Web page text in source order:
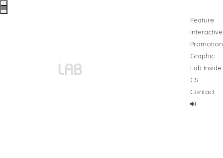
Feature
Interactive
Promotion
Graphic
Lab Inside
CS
Contact